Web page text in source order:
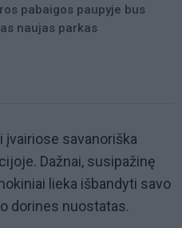
pabaigos paupyje bus
naujas parkas
savanoriška
Dažnai, susipažinę
lieka išbandyti savo
dorines nuostatas.